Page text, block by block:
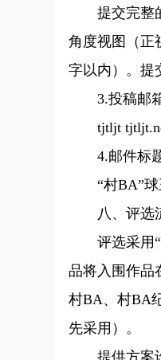
提交完整的
角度视图（正
字以内）。提
3.投稿邮箱
tjtljt
4.邮件标题
“村BA”球
八、评选
评选采用“
品将入围作品
村BA、村BA
先采用）。
提供方案设